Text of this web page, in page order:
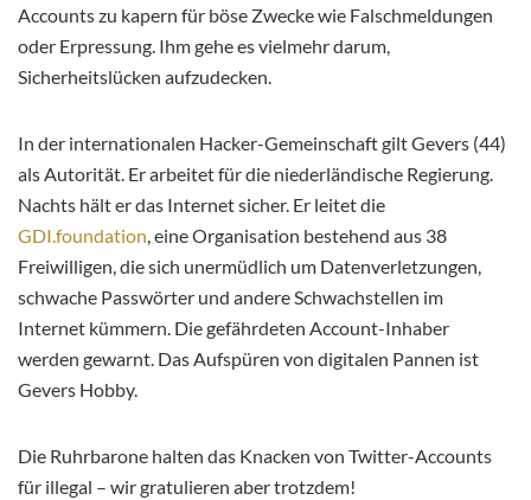
Accounts zu kapern für böse Zwecke wie Falschmeldungen
oder Erpressung. Ihm gehe es vielmehr darum,
Sicherheitslücken aufzudecken.
In der internationalen Hacker-Gemeinschaft gilt Gevers (44)
als Autorität. Er arbeitet für die niederländische Regierung.
Nachts hält er das Internet sicher. Er leitet die
GDI.foundation, eine Organisation bestehend aus 38
Freiwilligen, die sich unermüdlich um Datenverletzungen,
schwache Passwörter und andere Schwachstellen im
Internet kümmern. Die gefährdeten Account-Inhaber
werden gewarnt. Das Aufspüren von digitalen Pannen ist
Gevers Hobby.
Die Ruhrbarone halten das Knacken von Twitter-Accounts
für illegal – wir gratulieren aber trotzdem!